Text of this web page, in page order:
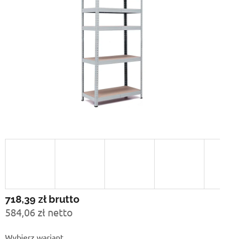
718,39 złbrutto
584,06 zł netto
jednostkowa:
Wybierz wariant